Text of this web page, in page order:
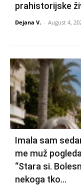
prahistorijske
Dejana V. - August 4,
Imala sam
me muž
“Stara si.
nekoga tko...